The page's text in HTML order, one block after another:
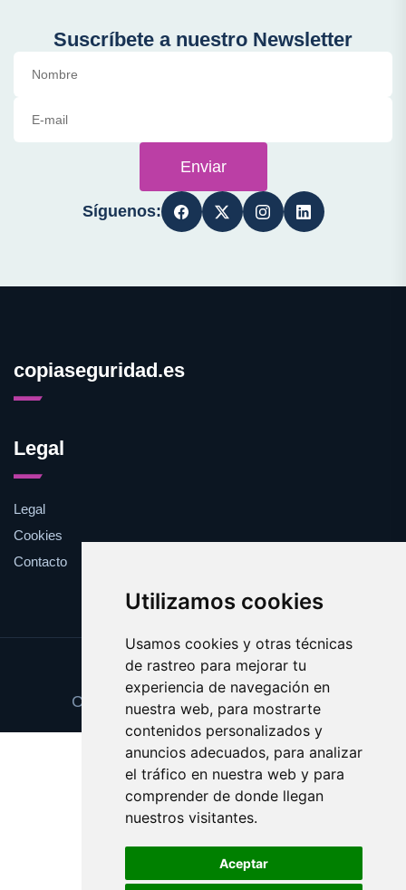
Utilizamos cookies
Usamos cookies y otras técnicas
de rastreo para mejorar tu
experiencia de navegación en
nuestra web, para mostrarte
contenidos personalizados y
anuncios adecuados, para analizar
el tráfico en nuestra web y para
comprender de donde llegan
nuestros visitantes.
Aceptar
Suscríbete a nuestro Newsletter
Enviar
Síguenos:
copiaseguridad.es
Legal
Legal
Cookies
Contacto
Update cookies preferences
Copyright © 2025 copiaseguridad.es